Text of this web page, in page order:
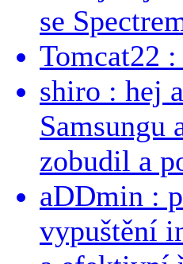
se
Tomcat22
shiro : hej
Samsungu
zobudil a
aDDmin :
vypuštění